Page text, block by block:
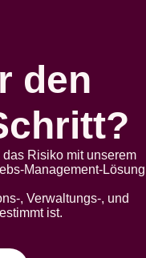
den
Risiko mit unserem
Management-Lösung
, Verwaltungs-, und
ist.